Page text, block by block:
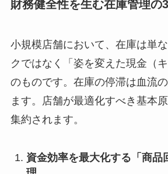
財務健全性を生む在庫管理の
小規模店舗において、在庫は単
クではなく「姿を変えた現金（
のものです。在庫の停滞は血流
ます。店舗が最適化すべき基本
集約されます。
資金効率を最大化する「商品